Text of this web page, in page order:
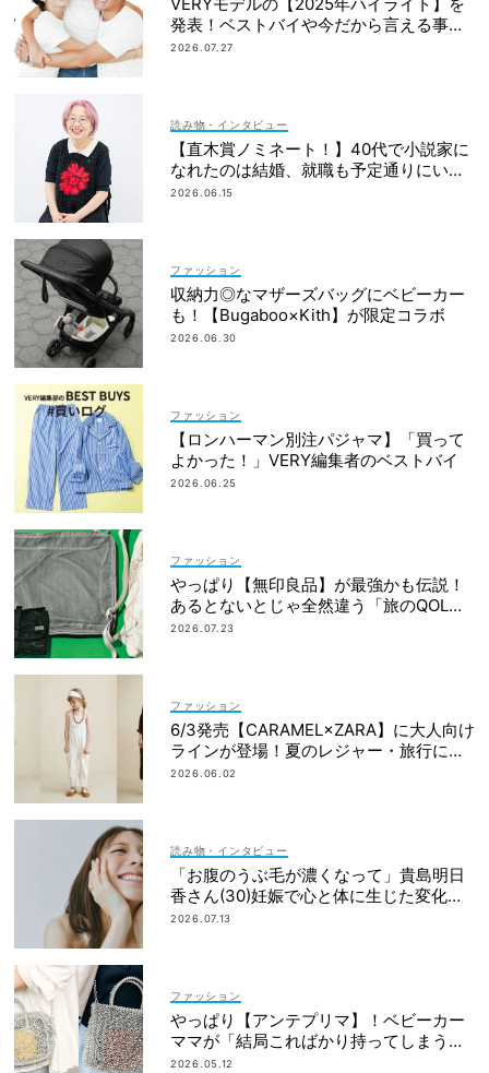
発表！ベストバイや今だから言える事件
簿も大公開
2026.07.27
読み物・インタビュー
【直木賞ノミネート！】40代で小説家に
なれたのは結婚、就職も予定通りにいか
なかったから｜朝倉かすみさん
2026.06.15
ファッション
収納力◎なマザーズバッグにベビーカー
も！【Bugaboo×Kith】が限定コラボ
2026.06.30
ファッション
【ロンハーマン別注パジャマ】「買って
よかった！」VERY編集者のベストバイ
2026.06.25
ファッション
やっぱり【無印良品】が最強かも伝説！
あるとないとじゃ全然違う「旅のQOL爆
上げアイテム」
2026.07.23
ファッション
6/3発売【CARAMEL×ZARA】に大人向け
ラインが登場！夏のレジャー・旅行にも
おすすめ
2026.06.02
読み物・インタビュー
「お腹のうぶ毛が濃くなって」貴島明日
香さん(30)妊娠で心と体に生じた変化も
「愛しいです」
2026.07.13
ファッション
やっぱり【アンテプリマ】！ベビーカー
ママが「結局こればかり持ってしまう」
納得の理由
2026.05.12